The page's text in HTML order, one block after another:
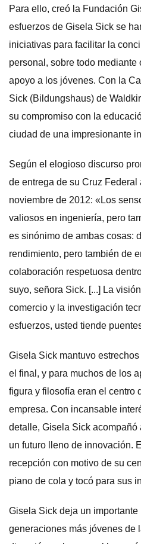
Para ello, creó la Fundación
esfuerzos de Gisela Sick se
iniciativas para facilitar la
personal, sobre todo
apoyo a los jóvenes. Con la
Sick (Bildungshaus) de
su compromiso con la
ciudad de una impresionante
Según el elogioso discurso
de entrega de su Cruz Federal
noviembre de 2012: «Los
valiosos en ingeniería, pero
es sinónimo de ambas cosas:
rendimiento, pero también de
colaboración respetuosa
suyo, señora Sick. [...] La
comercio y la investigación
esfuerzos, usted tiende
Gisela Sick mantuvo
el final, y para muchos de los
figura y filosofía eran el centro
empresa. Con incansable
detalle, Gisela Sick
un futuro lleno de innovación.
recepción con motivo de su
piano de cola y tocó para sus
Gisela Sick deja un
generaciones más jóvenes de